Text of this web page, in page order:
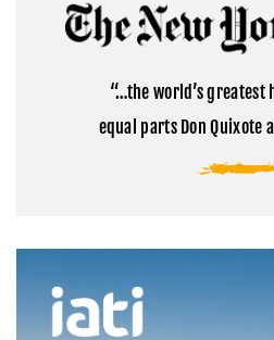
la
montaña
sagrada
Tibet
Cómo
visitar
el
base
Everest
en
“…the world’s
equal parts Don Quixote